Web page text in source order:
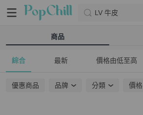
LV 牛皮
商品
綜合 最新 價格由低至高
優惠商品 品牌 分類 價格